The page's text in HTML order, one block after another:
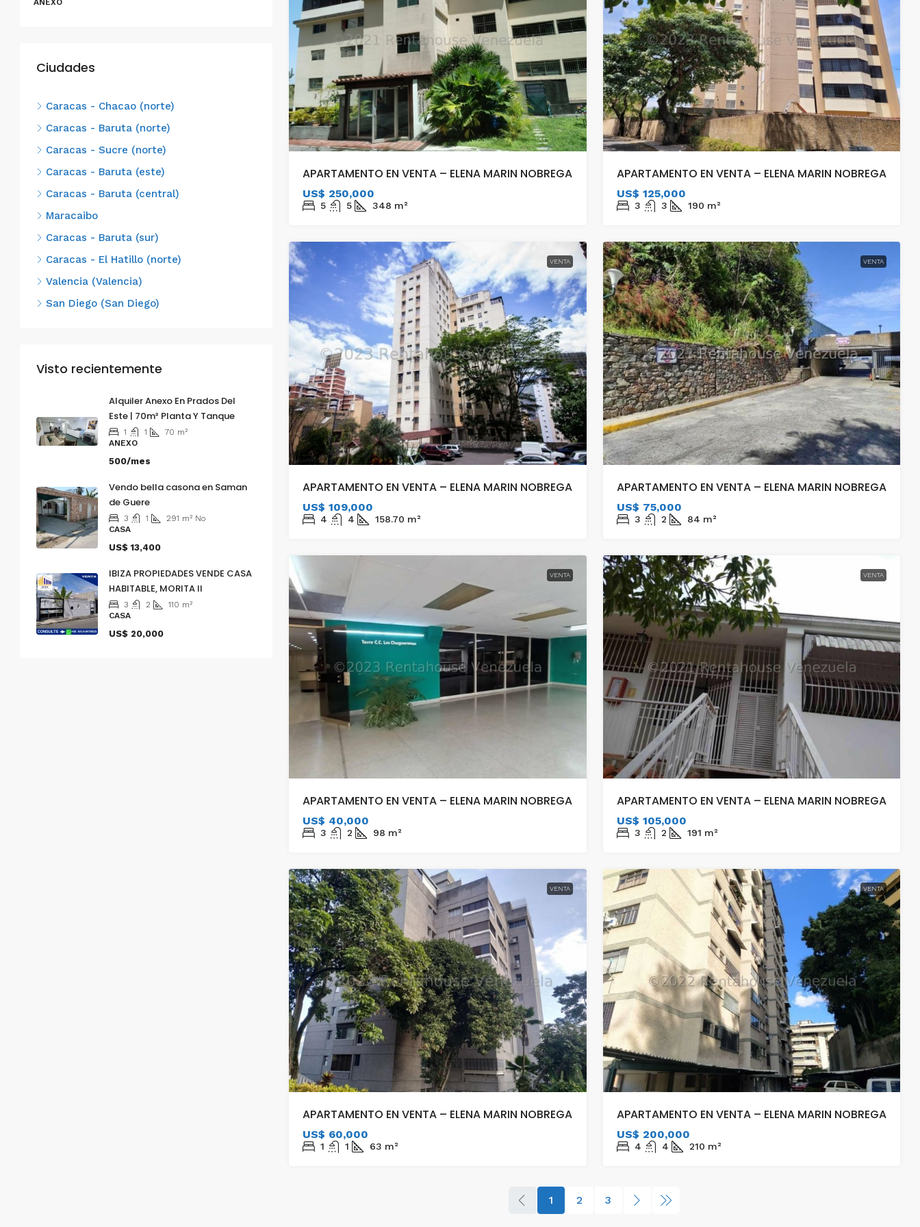
APARTAMENTO EN VENTA – ELENA MARIN NOBREGA
US$ 250,000
5 5 348 m²
APARTAMENTO EN VENTA – ELENA MARIN NOBREGA
US$ 125,000
3 3 190 m²
VENTA
APARTAMENTO EN VENTA – ELENA MARIN NOBREGA
US$ 109,000
4 4 158.70 m²
VENTA
APARTAMENTO EN VENTA – ELENA MARIN NOBREGA
US$ 75,000
3 2 84 m²
VENTA
APARTAMENTO EN VENTA – ELENA MARIN NOBREGA
US$ 40,000
3 2 98 m²
VENTA
APARTAMENTO EN VENTA – ELENA MARIN NOBREGA
US$ 105,000
3 2 191 m²
VENTA
APARTAMENTO EN VENTA – ELENA MARIN NOBREGA
US$ 60,000
1 1 63 m²
VENTA
APARTAMENTO EN VENTA – ELENA MARIN NOBREGA
US$ 200,000
4 4 210 m²
1 2 3
Ciudades
Caracas - Chacao (norte)
Caracas - Baruta (norte)
Caracas - Sucre (norte)
Caracas - Baruta (este)
Caracas - Baruta (central)
Maracaibo
Caracas - Baruta (sur)
Caracas - El Hatillo (norte)
Valencia (Valencia)
San Diego (San Diego)
Visto recientemente
Alquiler Anexo En Prados Del
Este | 70m² Planta Y Tanque
1 1 70 m²
ANEXO
500/mes
Vendo bella casona en Saman
de Guere
3 1 291 m² No
CASA
US$ 13,400
IBIZA PROPIEDADES VENDE CASA
HABITABLE, MORITA II
3 2 110 m²
CASA
US$ 20,000